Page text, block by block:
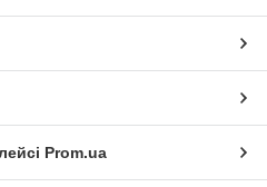
Prom.ua